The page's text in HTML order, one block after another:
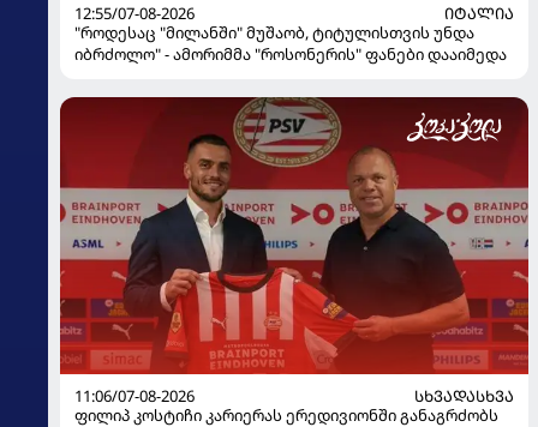
12:55/07-08-2026
ᲘᲢᲐᲚᲘᲐ
"როდესაც "მილანში" მუშაობ, ტიტულისთვის უნდა
იბრძოლო" - ამორიმმა "როსონერის" ფანები დააიმედა
11:06/07-08-2026
ᲡᲮᲕᲐᲓᲐᲡᲮᲕᲐ
ფილიპ კოსტიჩი კარიერას ერედივიონში განაგრძობს